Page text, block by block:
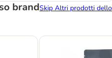
brandSkip Altri prodotti dello